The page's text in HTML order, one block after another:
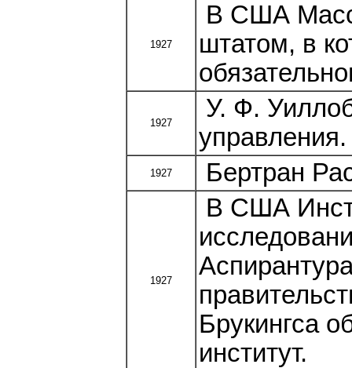
1927
В США
штатом, в
1927
У. Ф.
управления.
1927 Бертран
1927
В США
Брукингса
институт.